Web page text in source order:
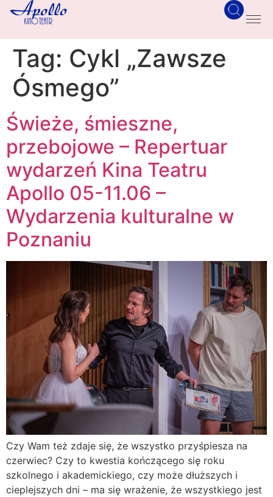
Tag: Cykl „Zawsze
Ósmego”
Świeże, śmieszne,
przebojowe – Repertuar
wydarzeń Kina Teatru
Apollo 05-11.06 –
Wydarzenia kulturalne w
Poznaniu
Czy Wam też zdaje się, że wszystko przyśpiesza na
czerwiec? Czy to kwestia kończącego się roku
szkolnego i akademickiego, czy może dłuższych i
cieplejszych dni – ma się wrażenie, że wszystkiego jest